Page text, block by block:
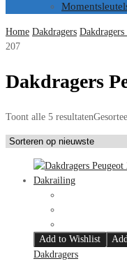
Home Dakdragers Dakdragers
207
Dakdragers
Toont alle 5 resultaten
Add to Wishlist
Dakdragers